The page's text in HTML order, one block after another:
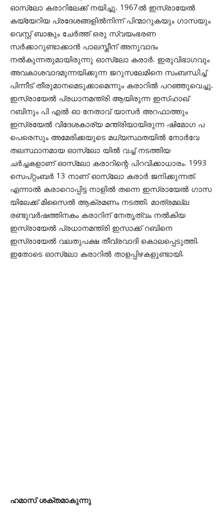
ഓസ്ലോ കരാറിലേക്ക് നയിച്ചു. 1967ല്‍ ഇസ്രായേല്‍
കയ്യേറിയ പ്രദേശങ്ങളില്‍നിന്ന് പിന്മാറുകയും ഗാസയും
വെസ്റ്റ് ബാങ്കും ചേര്‍ത്ത് ഒരു സ്വയംഭരണ
സര്‍ക്കാറുണ്ടാക്കാന്‍ പാലസ്തീന് അനുവാദം
നല്‍കുന്നതുമായിരുന്നു ഓസ്ലോ കരാര്‍. ഇരുവിഭാഗവും
അവകാശവാദമുന്നയിക്കുന്ന ജറുസലേമിനെ സംബന്ധിച്ച്
പിന്നീട് തീരുമാനമെടുക്കാമെന്നും കരാറില്‍ പറഞ്ഞുവെച്ചു.
ഇസ്രായേല്‍ പ്രധാനമന്ത്രി ആയിരുന്ന ഇസ്ഹാഖ്
റബിനും പി എല്‍ ഓ നേതാവ് യാസര്‍ അറഫാത്തും
ഇസ്രയേല്‍ വിദേശകാര്യ മന്ത്രിയായിരുന്ന ഷിമോഗ പ
പെരെസും അമേരിക്കയുടെ മധ്യസ്ഥതയില്‍ നോര്‍വേ
തലസ്ഥാനമായ ഓസ്ലോ യില്‍ വച്ച് നടത്തിയ
ചര്‍ച്ചകളാണ് ഓസ്ലോ കരാറിന്റെ പിറവിക്കാധാരം. 1993
സെപ്റ്റംബര്‍ 13 നാണ് ഓസ്ലോ കരാര്‍ ജനിക്കുന്നത്.
എന്നാല്‍ കരാറൊപ്പിട്ട നാളില്‍ തന്നെ ഇസ്രായേല്‍ ഗാസ
യിലേക്ക് മിസൈല്‍ ആക്രമണം നടത്തി. മാത്രമല്ല
രണ്ടുവര്‍ഷത്തിനകം കരാറിന് നേതൃത്വം നല്‍കിയ
ഇസ്രായേല്‍ പ്രധാനമന്ത്രി ഇസാക്ക് റബിനെ
ഇസ്രായേല്‍ വലതുപക്ഷ തീവ്രവാദി കൊലപ്പെടുത്തി.
ഇതോടെ ഓസ്ലോ കരാറില്‍ താളപ്പിഴകളുണ്ടായി.
ഹമാസ് ശക്തമാകുന്നു